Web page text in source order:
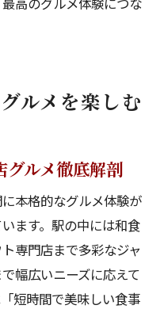
ルメを楽しむ
グルメ徹底解剖
本格的なグルメ体験が
ます。駅の中には和食
専門店まで多彩なジャ
幅広いニーズに応えて
短時間で美味しい食事